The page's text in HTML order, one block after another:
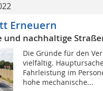
Erneuern
nachhaltige
Die Gründe für den
vielfältig.
Fahrleistung im
hohe mechanische...